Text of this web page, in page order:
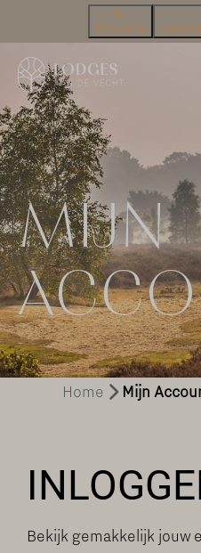
WhatsApp
MIJN
Home Mijn
Bekijk gemakkelijk jouw